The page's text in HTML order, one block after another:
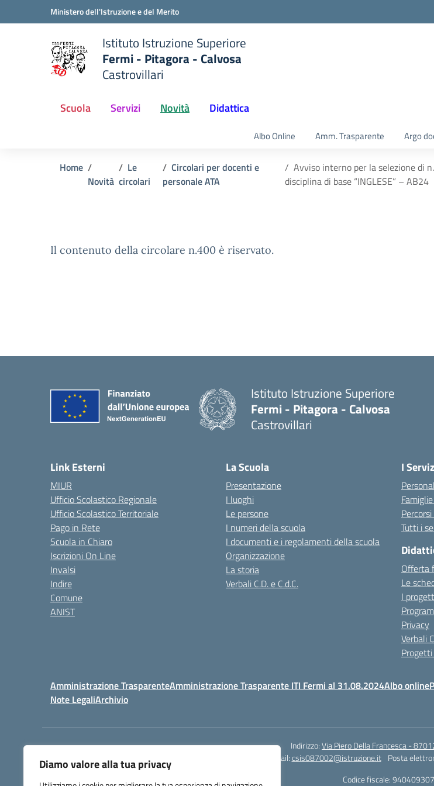
Diamo valore alla tua privacy
Vai ai contenuti
Vai al menu di navigazioneMinistero dell'Istruzione e del Merito
Istituto Istruzione Superiore
Fermi - Pitagora - Calvosa
Castrovillari
Scuola Servizi Novità Didattica
Albo Online Amm. Trasparente Argo
Home
Novità
Le
circolari
Circolari per docenti e
personale ATA
Avviso interno per la selezione di
disciplina di base “INGLESE” – AB24
Il contenuto della circolare n.400 è riservato.
Istituto Istruzione Superiore
Fermi - Pitagora - Calvosa
Castrovillari
Link Esterni
MIUR
Ufficio Scolastico Regionale
Ufficio Scolastico Territoriale
Pago in Rete
Scuola in Chiaro
Iscrizioni On Line
Invalsi
Indire
Comune
ANIST
La Scuola
Presentazione
I luoghi
Le persone
I numeri della scuola
I documenti e i regolamenti della scuola
Organizzazione
La storia
Verbali C.D. e C.d.C.
I
Tutti i
Offerta
Le
I
Privacy
Verbali
Progetti
Amministrazione TrasparenteAmministrazione Trasparente ITI Fermi al 31.08.2024Albo online
Note LegaliArchivio
Indirizzo:Via Piero Della Francesca -
Email:csis087002@istruzione.it Posta
Codice fiscale: